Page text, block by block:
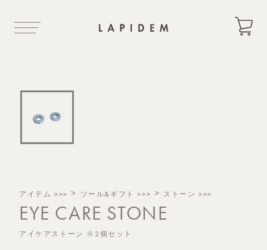
カートボタン
アイテム >>> > ツール&ギフト >>> > ストーン >>>
EYE CARE STONE
アイケアストーン ※2個セット